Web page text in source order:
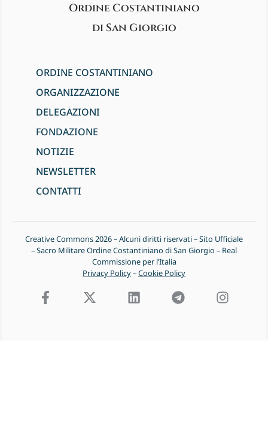
Ordine Costantiniano
di San Giorgio
ORDINE COSTANTINIANO
ORGANIZZAZIONE
DELEGAZIONI
FONDAZIONE
NOTIZIE
NEWSLETTER
CONTATTI
Creative Commons 2026 – Alcuni diritti riservati – Sito Ufficiale
– Sacro Militare Ordine Costantiniano di San Giorgio – Real
Commissione per l’Italia
Privacy Policy–Cookie Policy